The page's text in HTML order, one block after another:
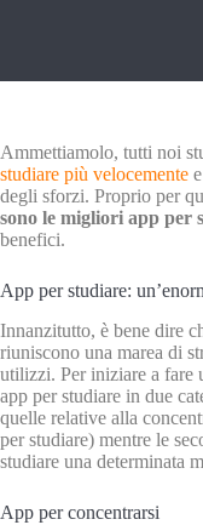
Ammettiamolo, tutti noi
studiare più velocemente
degli sforzi. Proprio per
sono le migliori app per
benefici.
App per studiare:
Innanzitutto, è bene dire
riuniscono una marea di
utilizzi. Per iniziare a fare
app per studiare in due
quelle relative alla
per studiare) mentre le
studiare una determinata
App per concentrarsi